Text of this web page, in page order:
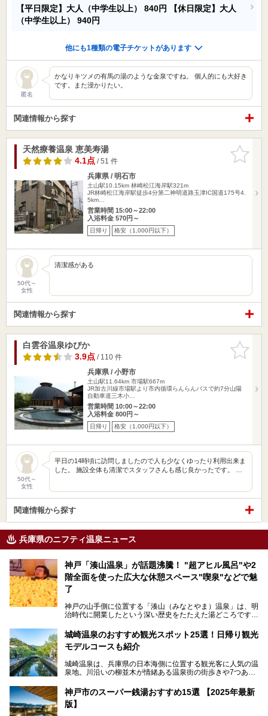
【平日限定】大人（中学生以上） 840円
【休日限定】大人
（中学生以上） 940円
他にも1種類の電子チケットがあります
匿名
かなりキツメの有馬の湯のような金泉ですね。 個人的にも大好き
です。また浸かりたい。
関連情報から探す
お気に入
りに追加
天然療養温泉 恵美寿湯
4.1点/ 51 件
兵庫県 / 明石市
土山駅10.15km 林崎松江海岸駅321m
JR林崎松江海岸駅徒歩4分第二神明道路玉津IC国道175号4.
5km…
営業時間 15:00～22:00
入浴料金 570円～
日帰り 格安（1,000円以下）
50代～
女性
清潔感がある
関連情報から探す
お気に入
りに追加
白雲谷温泉ゆぴか
3.9点/ 110 件
兵庫県 / 小野市
土山駅11.64km 市場駅667m
JR加古川線市場駅より市内循環らんらんバスで約7分山陽
自動車道三木小…
営業時間 10:00～22:00
入浴料金 800円～
日帰り 格安（1,000円以下）
50代～
女性
平日の14時頃に訪問しましたので人も少なくゆったり利用出来ま
した。 施設全体も清潔でスタッフさんも感じ良かったです。 …
関連情報から探す
兵庫県のニフティ温泉ニュース
神戸「湊山温泉」が話題沸騰！ "超アヒル風呂"や2
階全面を使った広大な休憩スペース"喫泉"などで魅
了
神戸の山手側に位置する「湊山（みなとやま）温泉」は、明
治時代に開業したという深い歴史をたたえた湯どころです。
っぱいに浮かぶアヒルちゃん。さらに、ゆったりくつろげて
コワーキングも可能な休憩スペースも人気に。斬新な企画や
設備で人々をアッと驚かせる湊山温泉の魅力をリポートしま
城崎温泉のおすすめ観光スポット25選！日帰り観光
モデルコースも紹介
城崎温泉は、兵庫県の日本海側に位置する観光客に人気の温
泉地。川沿いの柳並木が情緒ある温泉街の街歩きや7つある
られています。鉄道の駅から温泉街が近く、歩いて回るのに
ちょうどよい規模で、日帰りでの訪問にもおすすめです。
神戸市のスーパー銭湯おすすめ15選 【2025年最新
版】